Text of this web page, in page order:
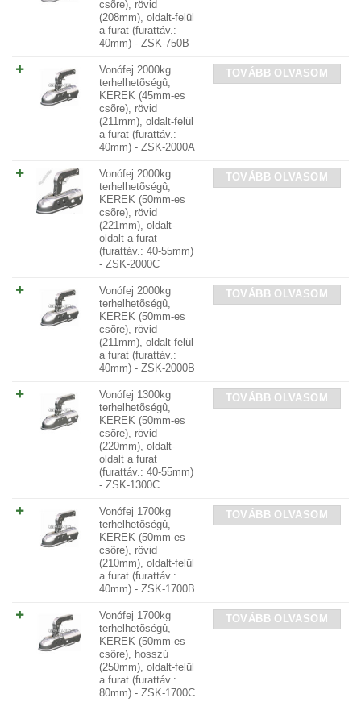
csõre), rövid
(208mm), oldalt-felül
a furat (furattáv.:
40mm) - ZSK-750B
Vonófej 2000kg
terhelhetõségû,
KEREK (45mm-es
csõre), rövid
(211mm), oldalt-felül
a furat (furattáv.:
40mm) - ZSK-2000A
TOVÁBB OLVASOM
Vonófej 2000kg
terhelhetõségû,
KEREK (50mm-es
csõre), rövid
(221mm), oldalt-
oldalt a furat
(furattáv.: 40-55mm)
- ZSK-2000C
TOVÁBB OLVASOM
Vonófej 2000kg
terhelhetõségû,
KEREK (50mm-es
csõre), rövid
(211mm), oldalt-felül
a furat (furattáv.:
40mm) - ZSK-2000B
TOVÁBB OLVASOM
Vonófej 1300kg
terhelhetõségû,
KEREK (50mm-es
csõre), rövid
(220mm), oldalt-
oldalt a furat
(furattáv.: 40-55mm)
- ZSK-1300C
TOVÁBB OLVASOM
Vonófej 1700kg
terhelhetõségû,
KEREK (50mm-es
csõre), rövid
(210mm), oldalt-felül
a furat (furattáv.:
40mm) - ZSK-1700B
TOVÁBB OLVASOM
Vonófej 1700kg
terhelhetõségû,
KEREK (50mm-es
csõre), hosszú
(250mm), oldalt-felül
a furat (furattáv.:
80mm) - ZSK-1700C
TOVÁBB OLVASOM